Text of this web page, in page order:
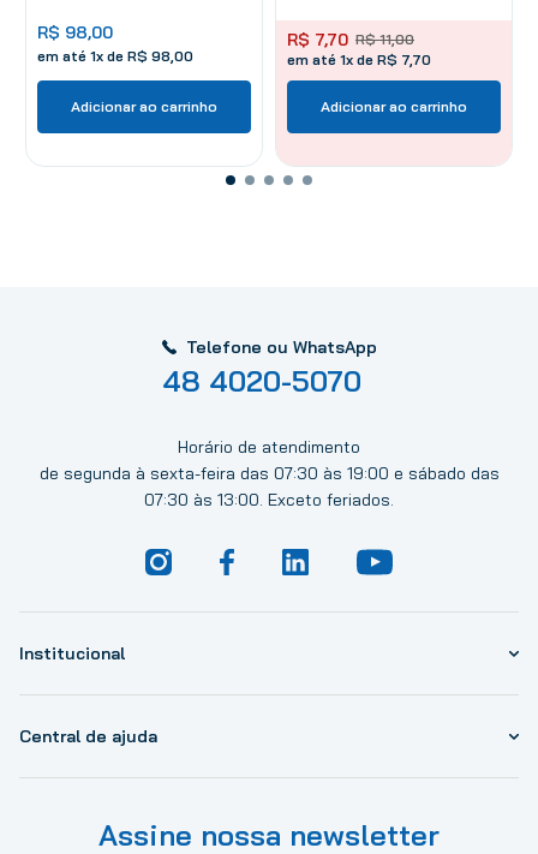
R$ 98,00
em até 1x de R$ 98 00
Adicionar ao carrinho
R$ 11,00
R$ 7,70
em até 1x de R$ 7,70
Adicionar ao carrinho
Telefone ou WhatsApp
48 4020-5070
Horário de atendimento
de segunda à sexta-feira das 07:30 às 19:00 e sábado das
07:30 às 13:00. Exceto feriados.
Institucional
Central de ajuda
Assine nossa newsletter